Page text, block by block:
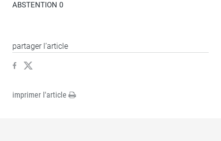
ABSTENTION 0
partager l’article
imprimer l'article